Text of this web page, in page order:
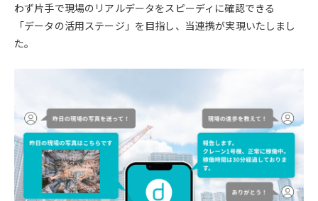
わず片手で現場のリアルデータをスピーディに確認できる
「データの活用ステージ」を目指し、当連携が実現いたしまし
た。